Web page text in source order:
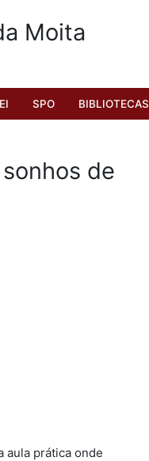
Moita
SPO BIBLIOTECAS
de
aula prática onde